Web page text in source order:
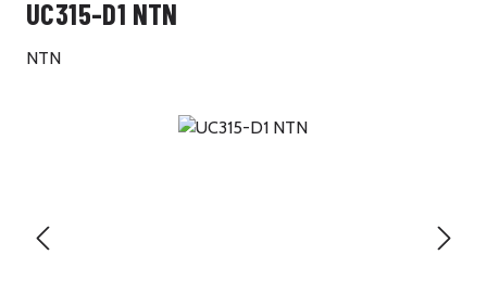
UC315-D1 NTN
NTN
Bildergalerie überspringen